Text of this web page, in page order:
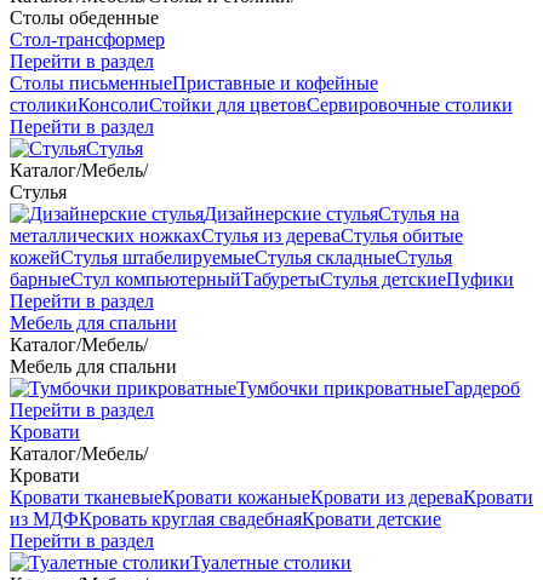
Столы обеденные
Стол-трансформер
Перейти в раздел
Столы письменныеПриставные и кофейные
столикиКонсолиСтойки для цветовСервировочные столики
Перейти в раздел
Стулья
Каталог/Мебель/
Стулья
Дизайнерские стульяСтулья на
металлических ножкахСтулья из дереваСтулья обитые
кожейСтулья штабелируемыеСтулья складныеСтулья
барныеСтул компьютерныйТабуретыСтулья детскиеПуфики
Перейти в раздел
Мебель для спальни
Каталог/Мебель/
Мебель для спальни
Тумбочки прикроватныеГардероб
Перейти в раздел
Кровати
Каталог/Мебель/
Кровати
Кровати тканевыеКровати кожаныеКровати из дереваКровати
из МДФКровать круглая свадебнаяКровати детские
Перейти в раздел
Туалетные столики